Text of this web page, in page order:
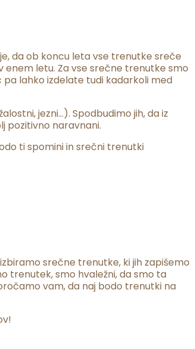
da ob koncu leta vse trenutke sreče
letu. Za vse srečne trenutke smo
pa lahko izdelate tudi kadarkoli med
jezni…). Spodbudimo jih, da iz
pozitivno naravnani.
ti spomini in srečni trenutki
srečne trenutke, ki jih zapišemo
trenutek, smo hvaležni, da smo ta
vam, da naj bodo trenutki na